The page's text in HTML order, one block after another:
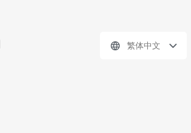
繁体中文